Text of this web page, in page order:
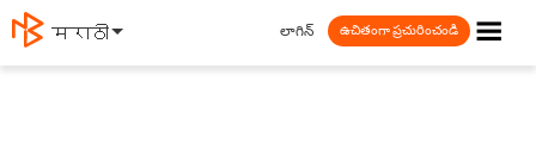
मराठी ☰
లాగిన్ ఉచితంగా ప్రచురించండి